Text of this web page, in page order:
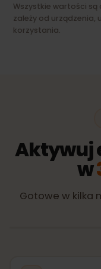
Wszystkie wartości są
zależy od urządzenia,
korzystania.
Aktywuj
w
Gotowe w kilka